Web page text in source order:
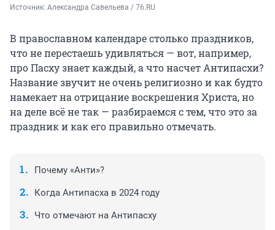
Источник: Александра Савельева / 76.RU
В православном календаре столько праздников,
что не перестаешь удивляться — вот, например,
про Пасху знает каждый, а что насчет Антипасхи?
Название звучит не очень религиозно и как будто
намекает на отрицание воскрешения Христа, но
на деле всё не так — разбираемся с тем, что это за
праздник и как его правильно отмечать.
Почему «Анти»?
Когда Антипасха в 2024 году
Что отмечают на Антипасху